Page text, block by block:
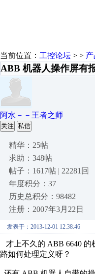
当前位置： 工控论坛 > > 产
ABB 机器人操作屏有
阿水－－王者之师
关注 私信
精华：25帖
求助：348帖
帖子：1617帖 | 22281回
年度积分：37
历史总积分：98482
注册：2007年3月22日
发表于：2013-12-01 12:38:46
才上不久的 ABB 6640 的
路如何处理定义呀？